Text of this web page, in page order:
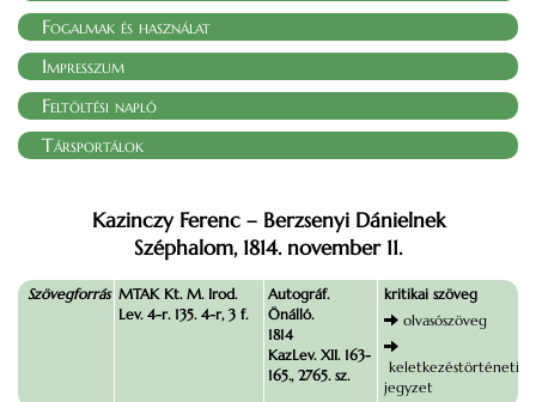
Fogalmak és használat
Impresszum
Feltöltési napló
Társportálok
Kazinczy Ferenc – Berzsenyi Dánielnek
Széphalom, 1814. november 11.
Szövegforrás MTAK Kt. M. Irod.
Lev. 4-r. 135. 4-r, 3 f.
Autográf.
Önálló.
1814
KazLev. XII. 163-
165., 2765. sz.
kritikai szöveg
olvasószöveg
keletkezéstörténeti
jegyzet